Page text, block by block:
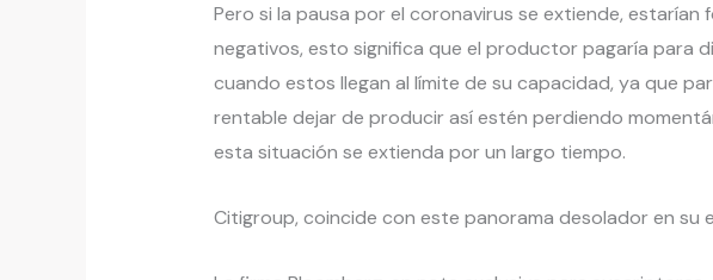
Pero si la pausa por el coronavirus se extiende, estarían
negativos, esto significa que el productor pagaría para
cuando estos llegan al límite de su capacidad, ya que
rentable dejar de producir así estén perdiendo
esta situación se extienda por un largo tiempo.
Citigroup, coincide con este panorama desolador en su